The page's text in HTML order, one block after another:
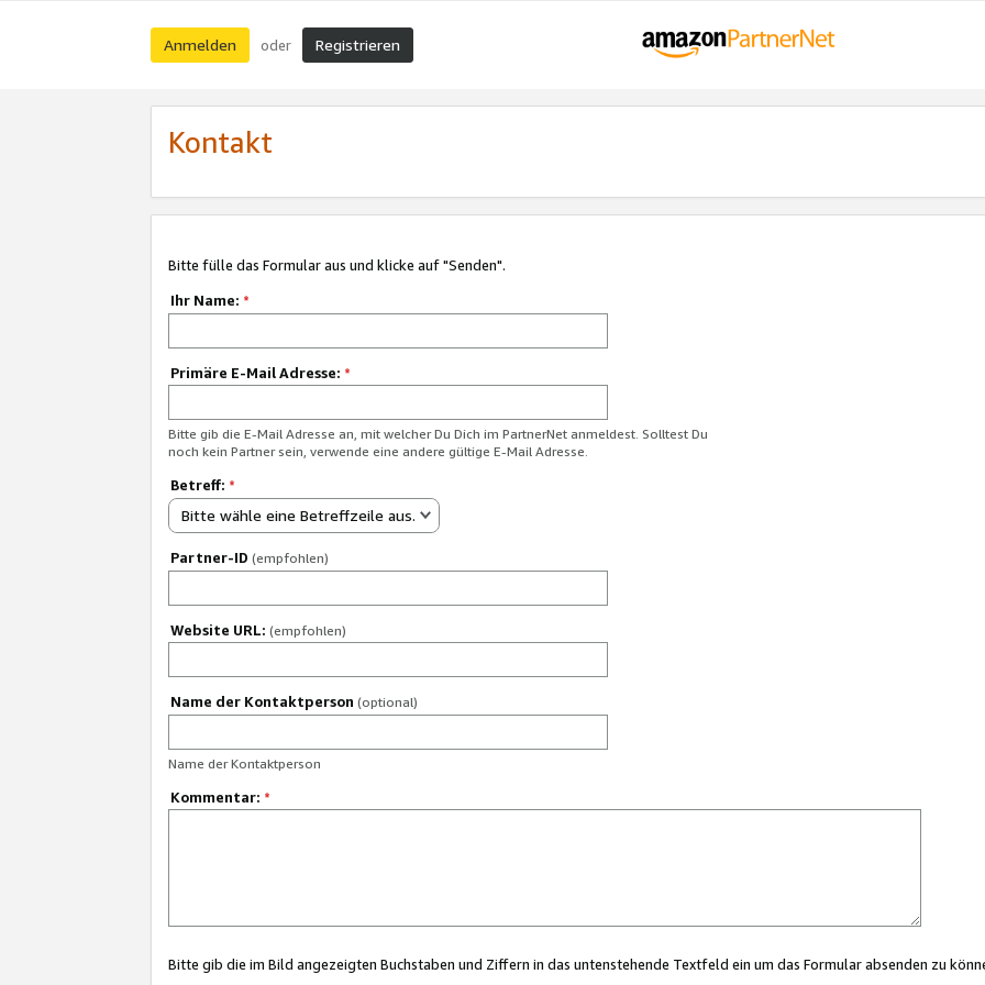
Anmelden oder Registrieren
Kontakt
Bitte fülle das Formular aus und klicke auf "Senden".
Ihr Name: *
Primäre E-Mail Adresse: *
Bitte gib die E-Mail Adresse an, mit welcher Du Dich im PartnerNet anmeldest. Solltest Du
noch kein Partner sein, verwende eine andere gültige E-Mail Adresse.
Betreff: *
Bitte wähle eine Betreffzeile aus.
Partner-ID (empfohlen)
Website URL: (empfohlen)
Name der Kontaktperson (optional)
Name der Kontaktperson
Kommentar: *
Bitte gib die im Bild angezeigten Buchstaben und Ziffern in das untenstehende Textfeld ein um das Formular absenden zu